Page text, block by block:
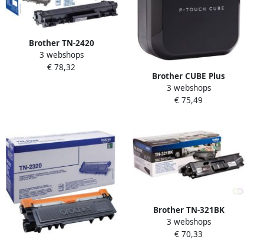
Brother TN-2420
tonercartridge 1 stuk(s)
Origineel Zwart (TN-2420)
3 webshops
€ 78,32
Brother CUBE Plus
labelprinter Thermo
transfer 180 x 360 DPI
3 webshops
€ 75,49
Brother TN-321BK
tonercartridge 1 stuk(s)
Origineel Zwart (TN-321BK)
3 webshops
€ 70,33